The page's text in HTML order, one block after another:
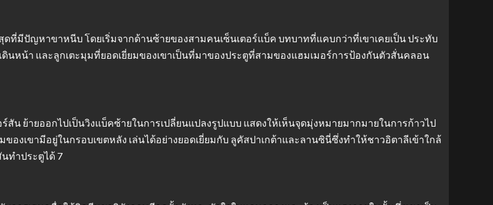
ที่มีปัญหาขาหนีบ โดยเริ่มจากด้านซ้ายของสามคนเซ็นเตอร์แบ็ค บทบาทที่แคบกว่าที่เขาเคยเป็น ประทับ
ดินหน้า และลูกเตะมุมที่ยอดเยี่ยมของเขาเป็นที่มาของประตูที่สามของแฮมเมอร์การป้องกันตัวสั่นคลอน
น ย้ายออกไปเป็นวิงแบ็คซ้ายในการเปลี่ยนแปลงรูปแบบ แสดงให้เห็นจุดมุ่งหมายมากมายในการก้าวไป
งเขามีอยู่ในกรอบเขตหลัง เล่นได้อย่างยอดเยี่ยมกับ ลูคัสปาเกต้าและลานซินี่ซึ่งทำให้ชาวอิตาลีเข้าใกล้
ทำประตูได้ 7